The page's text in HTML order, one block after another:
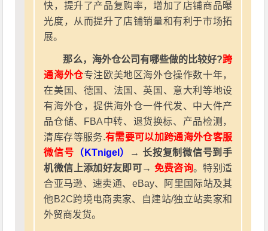
快，提升了产品复购率，增加了店铺商品曝
光度，从而提升了店铺销量和有利于市场拓
展。
那么，海外仓公司有哪些做的比较好?跨
通海外仓专注欧美地区海外仓操作数十年，
在美国、德国、法国、英国、意大利等地设
有海外仓，提供海外仓一件代发、中大件产
品仓储、FBA中转、退货换标、产品检测，
清库存等服务.有需要可以加跨通海外仓客服
微信号 （KTnigel）
→ 长按复制微信号到手
机微信上添加好友即可→ 免费咨询。特别适
合亚马逊、速卖通、eBay、阿里国际站及其
他B2C跨境电商卖家、自建站/独立站卖家和
外贸商发货。